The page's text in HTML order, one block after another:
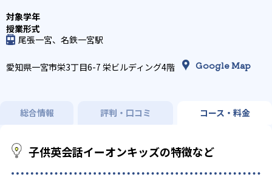
尾張一宮、名鉄一宮駅
愛知県一宮市栄3丁目6-7 栄ビルディング4階 Google Map
総合情報 評判・口コミ コース・料金
子供英会話イーオンキッズの特徴など